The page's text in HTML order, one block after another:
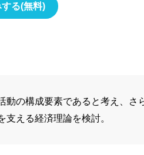
る(無料)
動の構成要素であると考え、
える経済理論を検討。